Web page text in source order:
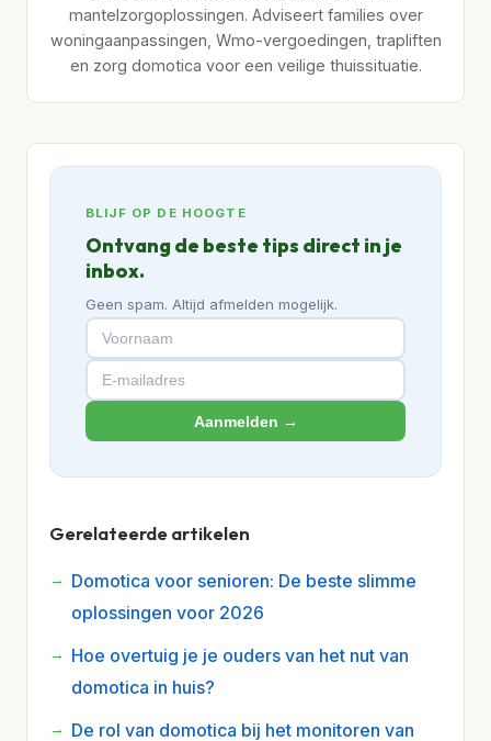
mantelzorgoplossingen. Adviseert families over
woningaanpassingen, Wmo-vergoedingen, trapliften
en zorg domotica voor een veilige thuissituatie.
BLIJF OP DE HOOGTE
Ontvang de beste tips direct in je
inbox.
Geen spam. Altijd afmelden mogelijk.
Aanmelden →
Gerelateerde artikelen
Domotica voor senioren: De beste slimme
oplossingen voor 2026
Hoe overtuig je je ouders van het nut van
domotica in huis?
De rol van domotica bij het monitoren van